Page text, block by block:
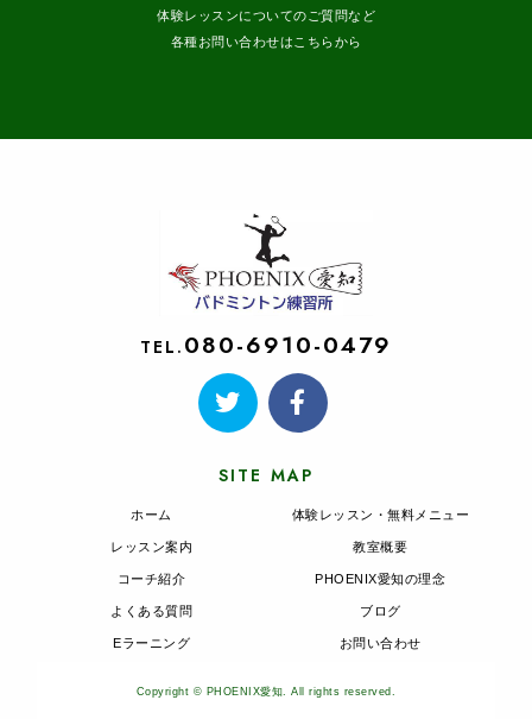
体験レッスンについてのご質問など
各種お問い合わせはこちらから
TEL. 080-6910-0479
SITE MAP
ホーム
レッスン案内
コーチ紹介
よくある質問
Eラーニング
体験レッスン・無料メニュー
教室概要
PHOENIX愛知の理念
ブログ
お問い合わせ
Copyright © PHOENIX愛知. All rights reserved.